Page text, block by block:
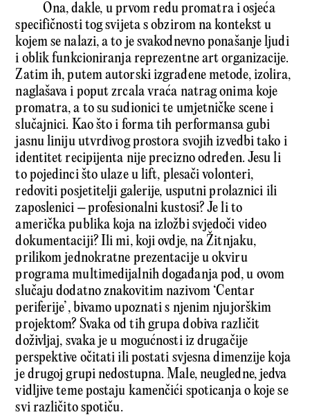
Ona, dakle, u prvom redu promatra i osjeća
specifičnosti tog svijeta s obzirom na kontekst u
kojem se nalazi, a to je svakodnevno ponašanje ljudi
i oblik funkcioniranja reprezentne art organizacije.
Zatim ih, putem autorski izgrađene metode, izolira,
naglašava i poput zrcala vraća natrag onima koje
promatra, a to su sudionici te umjetničke scene i
slučajnici. Kao što i forma tih performansa gubi
jasnu liniju utvrdivog prostora svojih izvedbi tako i
identitet recipijenta nije precizno određen. Jesu li
to pojedinci što ulaze u lift, plesači volonteri,
redoviti posjetitelji galerije, usputni prolaznici ili
zaposlenici – profesionalni kustosi? Je li to
američka publika koja na izložbi svjedoči video
dokumentaciji? Ili mi, koji ovdje, na Žitnjaku,
prilikom jednokratne prezentacije u okviru
programa multimedijalnih događanja pod, u ovom
slučaju dodatno znakovitim nazivom ‘Centar
periferije’, bivamo upoznati s njenim njujorškim
projektom? Svaka od tih grupa dobiva različit
doživljaj, svaka je u mogućnosti iz drugačije
perspektive očitati ili postati svjesna dimenzije koja
je drugoj grupi nedostupna. Male, neugledne, jedva
vidljive teme postaju kamenčići spoticanja o koje se
svi različito spotiču.